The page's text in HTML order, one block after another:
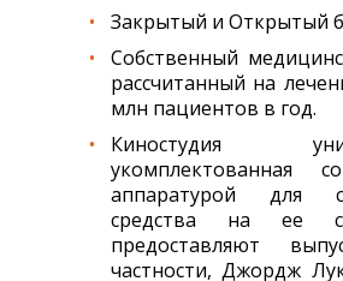
Закрытый и Открытый
Собственный
рассчитанный на
млн пациентов в год.
Киностудия
укомплектованная
аппаратурой для
средства на ее
предоставляют
частности, Джордж